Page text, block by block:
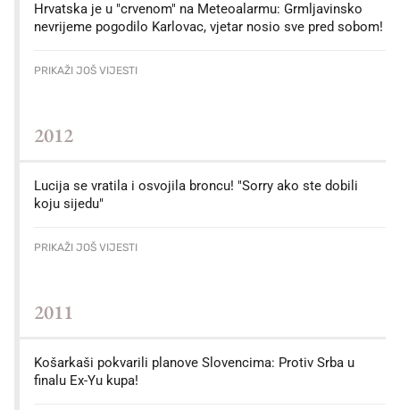
Hrvatska je u "crvenom" na Meteoalarmu: Grmljavinsko
nevrijeme pogodilo Karlovac, vjetar nosio sve pred sobom!
PRIKAŽI JOŠ VIJESTI
2012
Lucija se vratila i osvojila broncu! "Sorry ako ste dobili
koju sijedu"
PRIKAŽI JOŠ VIJESTI
2011
Košarkaši pokvarili planove Slovencima: Protiv Srba u
finalu Ex-Yu kupa!